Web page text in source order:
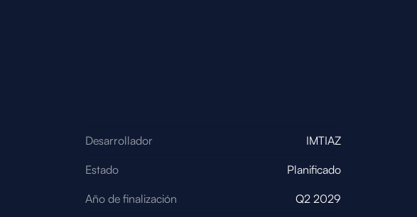
Desarrollador IMTIAZ
Estado Planificado
Año de finalización Q2 2029